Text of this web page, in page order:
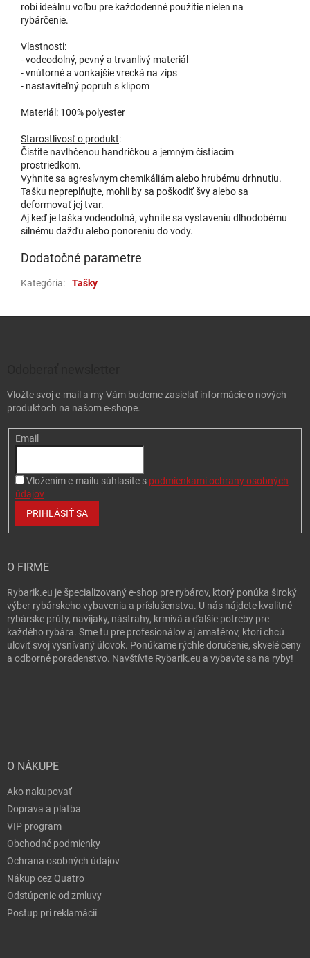
robí ideálnu voľbu pre každodenné použitie nielen na
rybárčenie.
Vlastnosti:
- vodeodolný, pevný a trvanlivý materiál
- vnútorné a vonkajšie vrecká na zips
- nastaviteľný popruh s klipom
Materiál: 100% polyester
Starostlivosť o produkt:
Čistite navlhčenou handričkou a jemným čistiacim
prostriedkom.
Vyhnite sa agresívnym chemikáliám alebo hrubému drhnutiu.
Tašku nepreplňujte, mohli by sa poškodiť švy alebo sa
deformovať jej tvar.
Aj keď je taška vodeodolná, vyhnite sa vystaveniu dlhodobému
silnému dažďu alebo ponoreniu do vody.
Dodatočné parametre
Kategória: Tašky
Vložte svoj e-mail a my Vám budeme zasielať informácie o nových
produktoch na našom e-shope.
Email
Vložením e-mailu súhlasíte s podmienkami ochrany osobných
údajov
PRIHLÁSIŤ SA
O FIRME
Rybarik.eu je špecializovaný e-shop pre rybárov, ktorý ponúka široký
výber rybárskeho vybavenia a príslušenstva. U nás nájdete kvalitné
rybárske prúty, navijaky, nástrahy, krmivá a ďalšie potreby pre
každého rybára. Sme tu pre profesionálov aj amatérov, ktorí chcú
uloviť svoj vysnívaný úlovok. Ponúkame rýchle doručenie, skvelé ceny
a odborné poradenstvo. Navštívte Rybarik.eu a vybavte sa na ryby!
O NÁKUPE
Ako nakupovať
Doprava a platba
VIP program
Obchodné podmienky
Ochrana osobných údajov
Nákup cez Quatro
Odstúpenie od zmluvy
Postup pri reklamácií